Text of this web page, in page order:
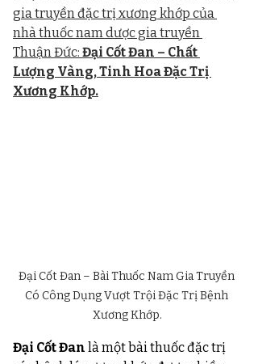
gia truyền đặc trị xương khớp của
nhà thuốc nam dược gia truyền
Thuận Đức: Đại Cốt Đan – Chất
Lượng Vàng, Tinh Hoa Đặc Trị
Xương Khớp.
Đại Cốt Đan – Bài Thuốc Nam Gia Truyền
Có Công Dụng Vượt Trội Đặc Trị Bệnh
Xương Khớp.
Đại Cốt Đan là một bài thuốc đặc trị